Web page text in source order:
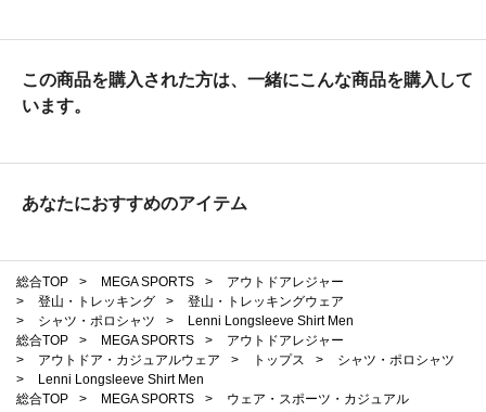
この商品を購入された方は、一緒にこんな商品を購入して
います。
あなたにおすすめのアイテム
総合TOP > MEGA SPORTS >
アウトドアレジャー
>
登山・トレッキング >
登山・トレッキングウェア
>
シャツ・ポロシャツ >
Lenni Longsleeve Shirt Men
総合TOP
> MEGA SPORTS >
アウトドアレジャー
>
アウトドア・カジュアルウェア > トップス >
シャツ・ポロシャツ
>
Lenni Longsleeve Shirt Men
総合TOP
> MEGA SPORTS >
ウェア・スポーツ・カジュアル